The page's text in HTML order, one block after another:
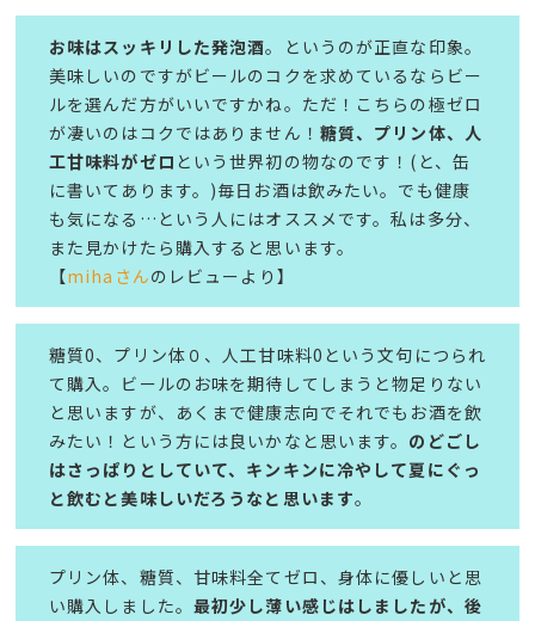
お味はスッキリした発泡酒。というのが正直な印象。
美味しいのですがビールのコクを求めているならビー
ルを選んだ方がいいですかね。ただ！こちらの極ゼロ
が凄いのはコクではありません！ 糖質、プリン体、人
工甘味料がゼロ という世界初の物なのです！(と、缶
に書いてあります。)毎日お酒は飲みたい。でも健康
も気になる…という人にはオススメです。私は多分、
また見かけたら購入すると思います。
【mihaさんのレビューより】
糖質0、プリン体０、人工甘味料0という文句につられ
て購入。ビールのお味を期待してしまうと物足りない
と思いますが、あくまで健康志向でそれでもお酒を飲
みたい！という方には良いかなと思います。 のどごし
はさっぱりとしていて、キンキンに冷やして夏にぐっ
と飲むと美味しいだろうなと思います。
プリン体、糖質、甘味料全てゼロ、身体に優しいと思
い購入しました。 最初少し薄い感じはしましたが、後